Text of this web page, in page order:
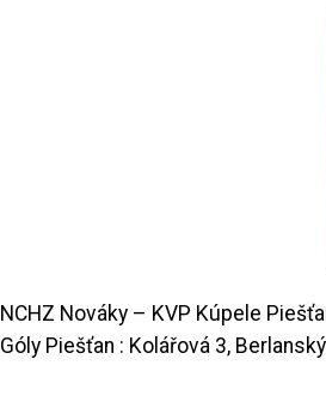
NCHZ Nováky – KVP Kúpele
Góly Piešťan : Kolářová 3,